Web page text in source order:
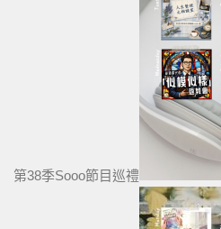
第38季Sooo節目巡禮